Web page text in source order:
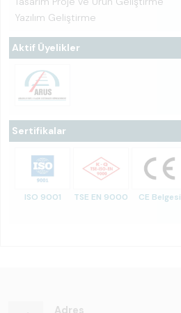
Yazılım Geliştirme
Aktif Üyelikler
Sertifikalar
ISO 9001 TSE EN 9000 CE Belgesi
Adres